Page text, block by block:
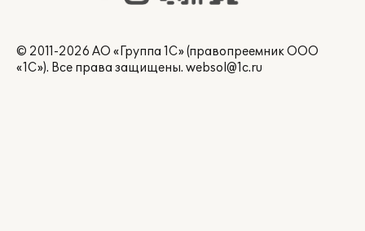
© 2011-2026 АО «Группа 1С» (правопреемник ООО
«1С»). Все права защищены. websol@1c.ru